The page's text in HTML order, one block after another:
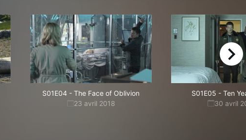
S01E04 - The Face of Oblivion
23 avril 2018
S01E05 - Ten
30 avril
right